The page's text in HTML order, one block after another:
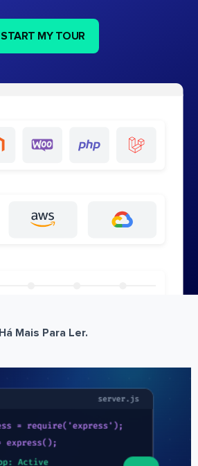
START MY TOUR
Há Mais Para Ler.